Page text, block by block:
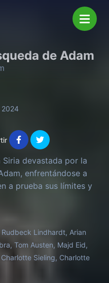
de Adam
2024
Siria devastada por la
enfrentándose a
a prueba sus límites y
Lindhardt, Arian
Tom Austen, Majd Eid,
Sieling, Charlotte